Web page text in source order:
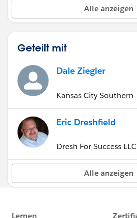
Alle anzeigen
Geteilt mit
Dale Ziegler
Kansas City Southern
Eric Dreshfield
Dresh For Success LLC
Alle anzeigen